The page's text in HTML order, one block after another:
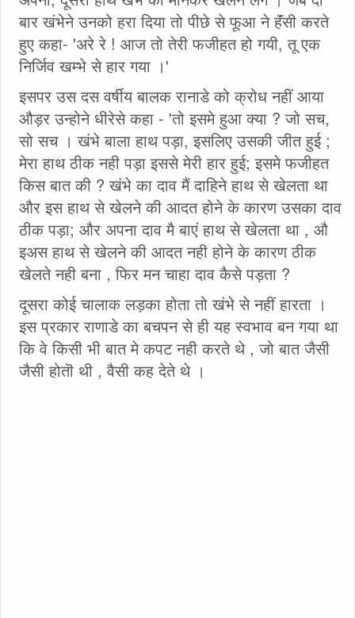
बार खंभेने उनको हरा दिया तो पीछे से फूआ ने हॅंसी करते
हुए कहा- 'अरे रे ! आज तो तेरी फजीहत हो गयी, तू एक
निर्जिव खम्भे से हार गया ।'
इसपर उस दस वर्षीय बालक रानाडे को क्रोध नहीं आया
औड़र उन्होने धीरेसे कहा - 'तो इसमे हुआ क्या ? जो सच,
सो सच । खंभे बाला हाथ पड़ा, इसलिए उसकी जीत हुई ;
मेरा हाथ ठीक नही पड़ा इससे मेरी हार हुई; इसमे फजीहत
किस बात की ? खंभे का दाव मैं दाहिने हाथ से खेलता था
और इस हाथ से खेलने की आदत होने के कारण उसका दाव
ठीक पड़ा; और अपना दाव मै बाएं हाथ से खेलता था , औ
इअस हाथ से खेलने की आदत नही होने के कारण ठीक
खेलते नही बना , फिर मन चाहा दाव कैसे पड़ता ?
दूसरा कोई चालाक लड़का होता तो खंभे से नहीं हारता ।
इस प्रकार राणाडे का बचपन से ही यह स्वभाव बन गया था
कि वे किसी भी बात मे कपट नही करते थे , जो बात जैसी
जैसी होतॊ थी , वैसी कह देते थे ।